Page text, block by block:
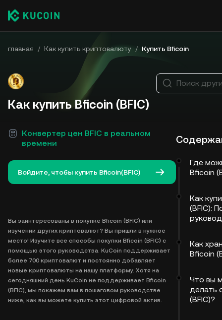
главная / Как купить криптовалюту / Купить Bficoin
Как купить Bficoin (BFIC)
Конвертер цен BFIC в реальном
времени
Войдите, чтобы купить Bficoin(BFIC)
Вы заинтересованы в покупке Bficoin (BFIC) или
изучении других криптовалют? Вы пришли в нужное
место! Изучите все способы покупки Bficoin (BFIC) с
помощью этого руководства. KuCoin поддерживает
более 700 криптовалют и постоянно добавляет
новые криптовалюты на нашу платформу. Хотя на
сегодняшний день KuCoin не поддерживает Bficoin
(BFIC), мы покажем вам в пошаговом руководстве
ниже, как вы можете купить этот цифровой актив.
Поиск
Где
Bficoin
Как
(BFIC):
Как
Bficoin
Что вы
делать
(BFIC)?